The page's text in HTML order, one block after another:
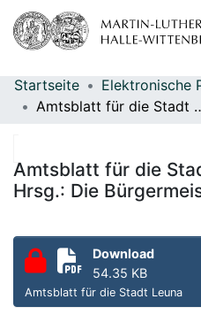
Bereiche & Sammlungen
Statistiken
Startseite
Amtsblatt für die Stadt
Amtsblatt für die
Hrsg.: Die
Download
54.35 KB
Amtsblatt für die Stadt Leuna